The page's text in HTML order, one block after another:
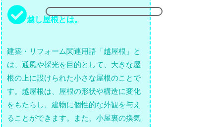
越し屋根とは。
建築・リフォーム関連用語「越屋根」と
は、通風や採光を目的として、大きな屋
根の上に設けられた小さな屋根のことで
す。越屋根は、屋根の形状や構造に変化
をもたらし、建物に個性的な外観を与え
ることができます。また、小屋裏の換気